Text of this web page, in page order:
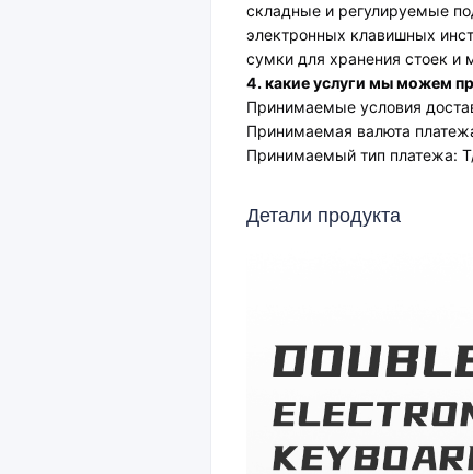
складные и регулируемые
электронных клавишных
сумки для хранения стоек и
4. какие услуги мы можем
Принимаемые условия
Принимаемая валюта
Принимаемый тип платежа:
Детали продукта